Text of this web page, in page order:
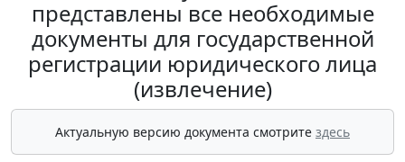
представлены все необходимые
документы для государственной
регистрации юридического лица
(извлечение)
Актуальную версию документа смотрите здесь